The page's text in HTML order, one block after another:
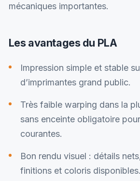
mécaniques importantes.
Les avantages du PLA
Impression simple et stable
d’imprimantes grand public.
Très faible warping dans la
sans enceinte obligatoire
courantes.
Bon rendu visuel : détails
finitions et coloris disponibles.